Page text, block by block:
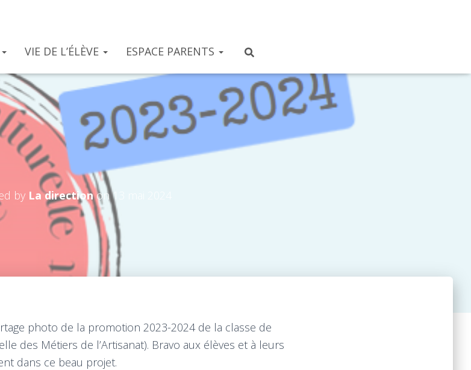
VIE DE L’ÉLÈVE ESPACE PARENTS
– Promo 2023-2024
by La directionon13 mai 2024
photo de la promotion 2023-2024 de la classe de
des Métiers de l’Artisanat). Bravo aux élèves et à leurs
dans ce beau projet.